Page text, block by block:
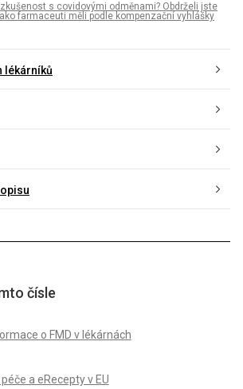
s covidovými odměnami? Obdrželi jste
farmaceuti měli podle kompenzační vyhlášky
lékárníků
čísle
o FMD v lékárnách
a eRecepty v EU